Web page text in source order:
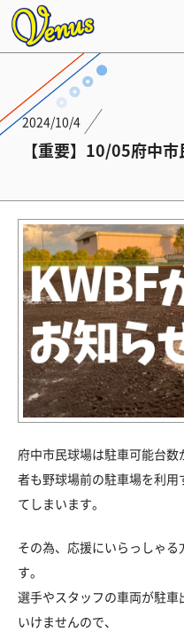
2024/10/4
【重要】10/05府中
府中市民球場は駐車可能台
者も野球場前の駐車場を利
てしまいます。
その為、応援にいらっしゃ
す。
選手やスタッフの車両が駐
いけませんので、